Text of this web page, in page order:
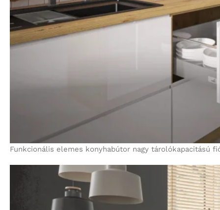
Funkcionális elemes konyhabútor nagy tárolókapacitású